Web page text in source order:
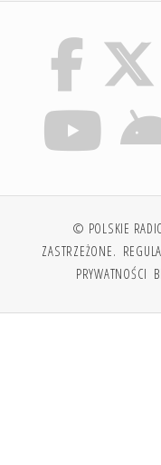
© POLSKIE
ZASTRZEŻONE.
PRYWATNOŚCI